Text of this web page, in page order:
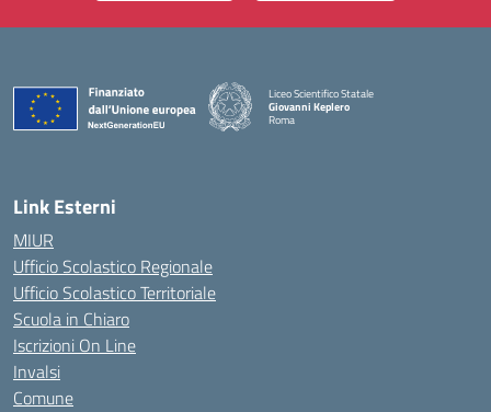
Liceo Scientifico Statale
Giovanni Keplero
Roma
Link Esterni
MIUR
Ufficio Scolastico Regionale
Ufficio Scolastico Territoriale
Scuola in Chiaro
Iscrizioni On Line
Invalsi
Comune